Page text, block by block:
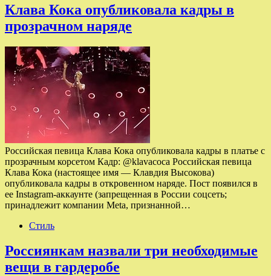
Клава Кока опубликовала кадры в
прозрачном наряде
Российская певица Клава Кока опубликовала кадры в платье с
прозрачным корсетом Кадр: @klavacoca Российская певица
Клава Кока (настоящее имя — Клавдия Высокова)
опубликовала кадры в откровенном наряде. Пост появился в
ее Instagram-аккаунте (запрещенная в России соцсеть;
принадлежит компании Meta, признанной…
Стиль
Россиянкам назвали три необходимые
вещи в гардеробе